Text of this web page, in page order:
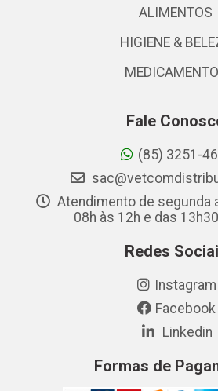
ALIMENTOS
HIGIENE &
Fale
(85) 3251-
Atendimento de segunda
08h às 12h e das
Redes
Instagram
Facebook
Linkedin
Formas de